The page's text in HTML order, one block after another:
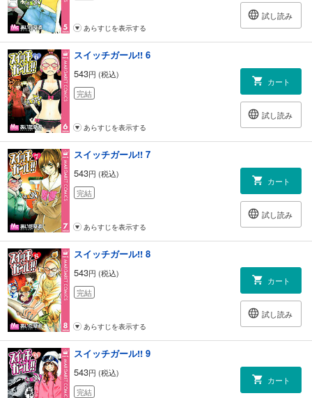
試し読み
あらすじを表示する
スイッチガール!! 6
543円 (税込)
完結
カート
試し読み
あらすじを表示する
スイッチガール!! 7
543円 (税込)
完結
カート
試し読み
あらすじを表示する
スイッチガール!! 8
543円 (税込)
完結
カート
試し読み
あらすじを表示する
スイッチガール!! 9
543円 (税込)
完結
カート